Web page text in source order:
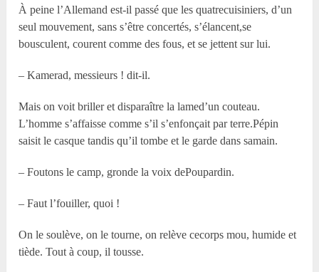
À peine l’Allemand est-il passé que les quatrecuisiniers, d’un
seul mouvement, sans s’être concertés, s’élancent,se
bousculent, courent comme des fous, et se jettent sur lui.
– Kamerad, messieurs ! dit-il.
Mais on voit briller et disparaître la lamed’un couteau.
L’homme s’affaisse comme s’il s’enfonçait par terre.Pépin
saisit le casque tandis qu’il tombe et le garde dans samain.
– Foutons le camp, gronde la voix dePoupardin.
– Faut l’fouiller, quoi !
On le soulève, on le tourne, on relève cecorps mou, humide et
tiède. Tout à coup, il tousse.